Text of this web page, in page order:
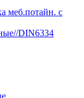
меб.потайн. с
DIN6334